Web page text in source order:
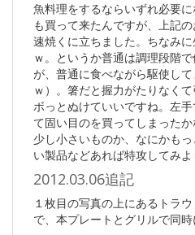
魚料理をするならいずれ必要
も買って来たんですが、上記
速焼くに立ちました。ちなみ
ｗ。というか普通は調理段階
が、普通に食べながら駆使し
ｗ）。箸だと握力がたりなく
ボっとぬけていいですね。左
て固い目のを買ってしまった
少し小さいものか、なにかも
い製品などあれば特攻してみよ
2012.03.06追記
１枚目の写真の上にあるトラ
で、本プレートとグリルで同時